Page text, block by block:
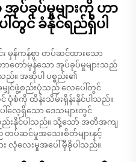
ပ်ခုပ်မှုများကို ဟာ
ါ်တွင် ခံနိုင်ရည်ရှိပါ
န်ကန်စွာ တပ်ဆင်ထားသော
တော်မှန်သော အုပ်ခုပ်မှုများသည်
ည်။ အဆိုပါ ပစ္စည်း၏
မျှင်ဖွဲ့စည်းပုံသည် လေပေါ်တွင်
ပုံစံကို ထိန်းသိမ်းရှိန်းနိုင်ပါသည်။
ေါ်လေ့ရှိသော ဒေသများတွင်
ည်းနိုင်ပါသည်။ သို့သော် အတိအကျ
ပ်ဆင်မှုအသေးစိတ်များနှင့်
လုံလေးမှုအပေါ် မှီခိုပါသည်။